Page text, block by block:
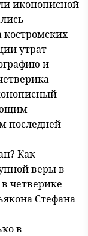
иконописной
костромских
утрат
и
последней
Как
веры в
четверике
Стефана
в